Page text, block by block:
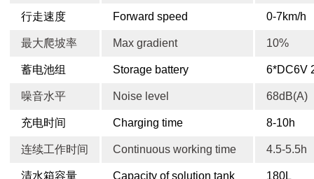
行走速度 Forward speed 0-7km/h
最大爬坡率 Max gradient 10%
蓄电池组 Storage battery 6*DC6V
噪音水平 Noise level 68dB(A)
充电时间 Charging time 8-10h
连续工作时间 Continuous working time 4.5-5.5h
清水箱容量 Capacity of solution tank 180L